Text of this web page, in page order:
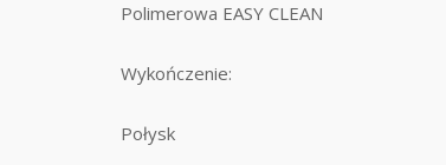
Polimerowa EASY CLEAN
Wykończenie:
Połysk